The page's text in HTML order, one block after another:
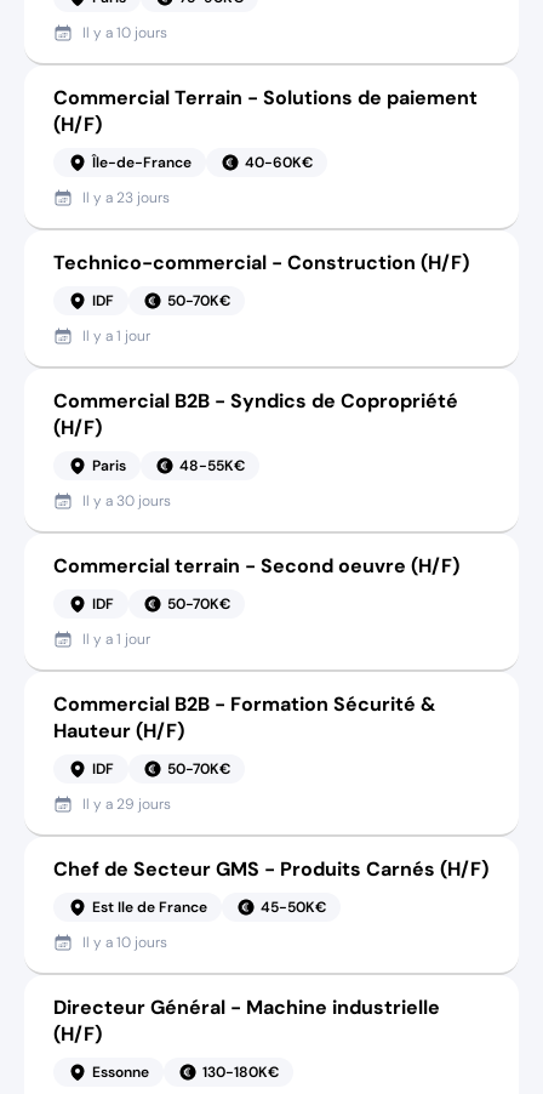
Il y a10 jours
Commercial Terrain - Solutions de paiement
(H/F)
Île-de-France
40-60K€
Il y a 23 jours
Technico-commercial - Construction (H/F)
IDF
50-70K€
Il y a1 jour
Commercial B2B - Syndics de Copropriété
(H/F)
Paris
48-55K€
Il y a 30 jours
Commercial terrain - Second oeuvre (H/F)
IDF
50-70K€
Il y a1 jour
Commercial B2B - Formation Sécurité &
Hauteur (H/F)
IDF
50-70K€
Il y a 29 jours
Chef de Secteur GMS - Produits Carnés (H/F)
Est Ile de France
45-50K€
Il y a10 jours
Directeur Général - Machine industrielle
(H/F)
Essonne
130-180K€